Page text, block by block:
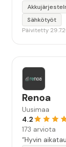
Sähkötyöt
Päivitetty
Renoa
Uusimaa
4.2
173 arviota
“Hyvin